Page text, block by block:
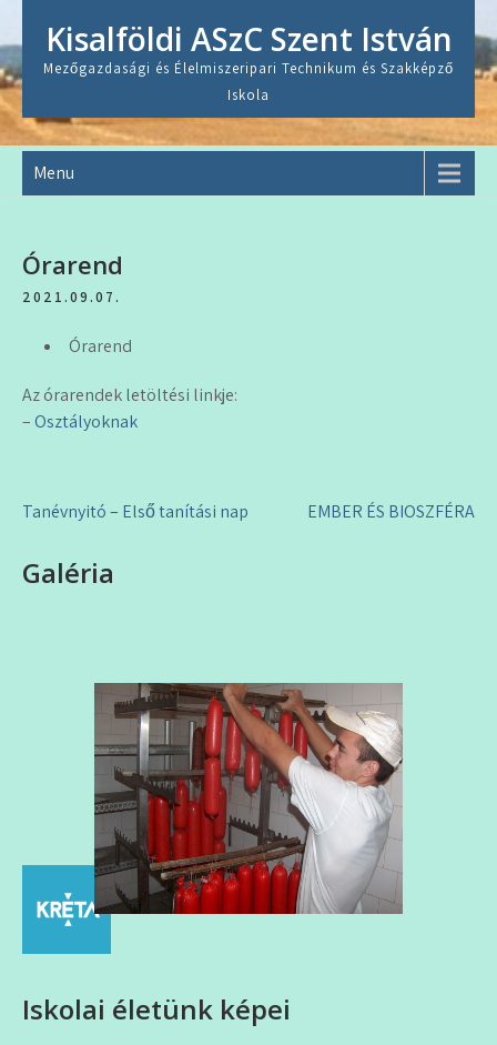
content
Kisalföldi ASzC Szent István
Mezőgazdasági és Élelmiszeripari Technikum és Szakképző
Iskola
Menu
Órarend
2021.09.07.
Órarend
Az órarendek letöltési linkje:
–Osztályoknak
Bejegyzés
Tanévnyitó – Első tanítási nap EMBER ÉS BIOSZFÉRA
Galéria
Iskolai életünk képei